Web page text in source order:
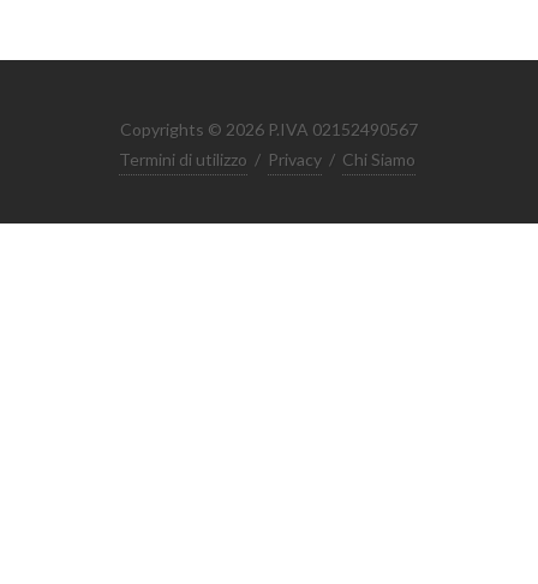
Copyrights © 2026 P.IVA 02152490567
Termini di utilizzo / Privacy / Chi Siamo